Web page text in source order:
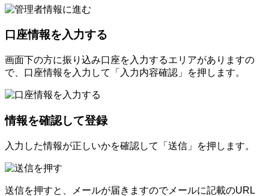
口座情報を入力する
画面下の方に振り込み口座を入力するエリアがありますの
で、口座情報を入力して「入力内容確認」を押します。
情報を確認して登録
入力した情報が正しいかを確認して「送信」を押します。
送信を押すと、メールが届きますのでメールに記載のURL